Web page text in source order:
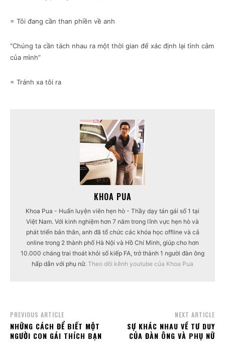
= Tôi đang cần than phiền về anh
“Chúng ta cần tách nhau ra một thời gian để xác định lại tình cảm
của mình”
= Tránh xa tôi ra
KHOA PUA
Khoa Pua - Huấn luyện viên hẹn hò - Thầy dạy tán gái số 1 tại
Việt Nam. Với kinh nghiệm hơn 7 năm trong lĩnh vực hẹn hò và
phát triển bản thân, anh đã tổ chức các khóa học offline và cả
online trong 2 thành phố Hà Nội và Hồ Chí Minh, giúp cho hơn
10.000 cháng trai thoát khỏi số kiếp FA, trở thành 1 người đàn ông
hấp dẫn với phụ nữ. Theo dõi kênh youtube của Khoa Pua
PREVIOUS ARTICLE
NHỮNG CÁCH ĐỂ BIẾT MỘT
NGƯỜI CON GÁI THÍCH BẠN
NEXT ARTICLE
SỰ KHÁC NHAU VỀ TƯ DUY
CỦA ĐÀN ÔNG VÀ PHỤ NỮ